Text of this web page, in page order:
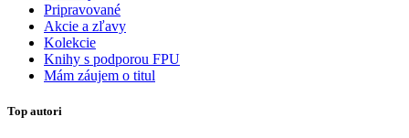
Pripravované
Akcie a zľavy
Kolekcie
Knihy s podporou FPU
Mám záujem o titul
Top autori